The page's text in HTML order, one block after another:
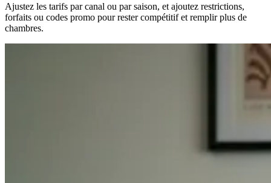
Ajustez les tarifs par canal ou par saison, et ajoutez restrictions,
forfaits ou codes promo pour rester compétitif et remplir plus de
chambres.